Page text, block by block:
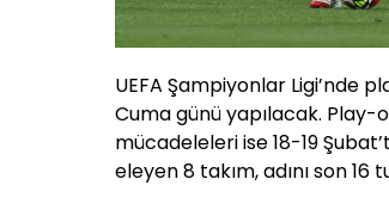
UEFA Şampiyonlar Ligi’nde
Cuma günü yapılacak. Play-
mücadeleleri ise 18-19
eleyen 8 takım, adını son 16